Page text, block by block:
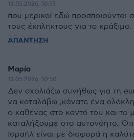
13.05.2026, 10:51
που μερικοί εδώ προσποιούνται
τους έκπληκτους για το κράξιμο.
ΑΠΑΝΤΗΣΗ
Μαρία
13.05.2026, 10:50
Δεν σχολιάζω συνήθως για τη
να καταλάβω ,κάνατε ένα
ο καθένας στο κοντό του και το
καταλήξουμε στο αυτονόητο.
Ισραήλ είναι με διαφορά η